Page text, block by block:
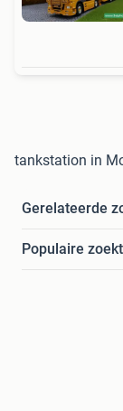
tankstation in
Gerelateerde
Populaire